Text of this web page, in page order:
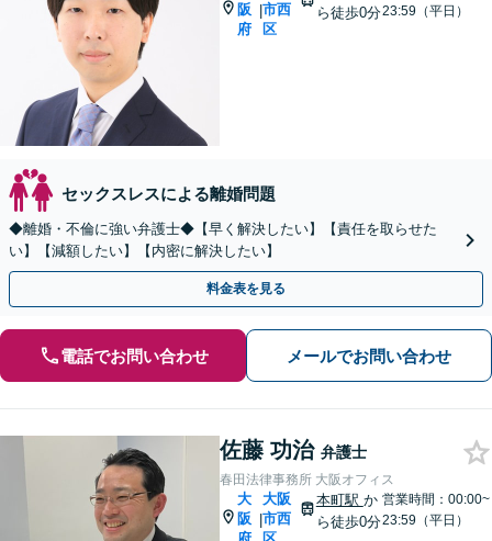
阪
府
|市西
区
ら徒歩0分23:59（平日）
セックスレスによる離婚問題
◆離婚・不倫に強い弁護士◆【早く解決したい】【責任を取らせた
い】【減額したい】【内密に解決したい】
料金表を見る
電話でお問い合わせ メールでお問い合わせ
佐藤 功治 弁護士
春田法律事務所 大阪オフィス
大
阪 |
大阪
市西
本町駅 か
ら徒歩0分
営業時間：00:00~
23:59（平日）